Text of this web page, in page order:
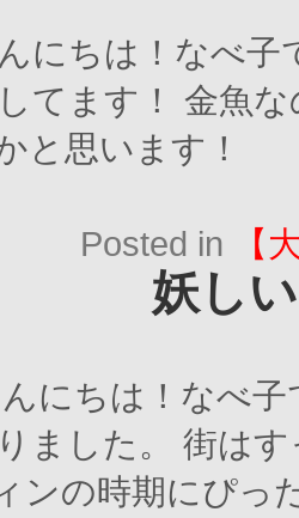
にちは！なべ子
てます！ 金魚
と思います！
Posted in 【
妖し
にちは！なべ
ました。 街は
ンの時期にぴ